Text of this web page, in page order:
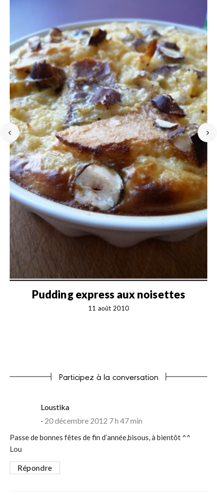
Pudding express aux noisettes
11 août 2010
Participez à la conversation
Loustikasays:
20 décembre 2012 7 h 47 min
Passe de bonnes fêtes de fin d’année,bisous, à bientôt ^^
Lou
Répondre